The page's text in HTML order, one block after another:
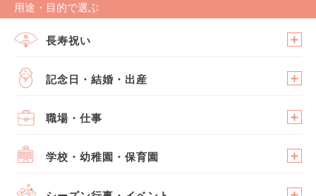
用途・目的で選ぶ
長寿祝い
記念日・結婚・出産
職場・仕事
学校・幼稚園・保育園